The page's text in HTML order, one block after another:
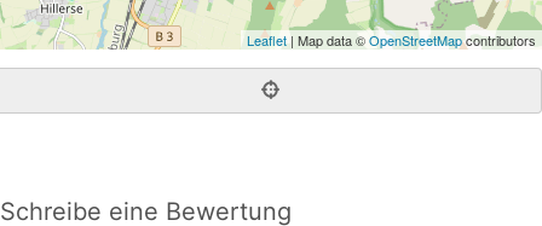
Leaflet | Map data ©OpenStreetMapcontributors
Schreibe eine Bewertung